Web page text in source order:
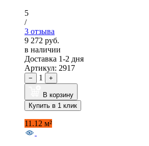
5
/
3 отзыва
9 272 руб.
в наличии
Доставка 1-2 дня
Артикул: 2917
− 1 +
В корзину
Купить в 1 клик
11.12 м²